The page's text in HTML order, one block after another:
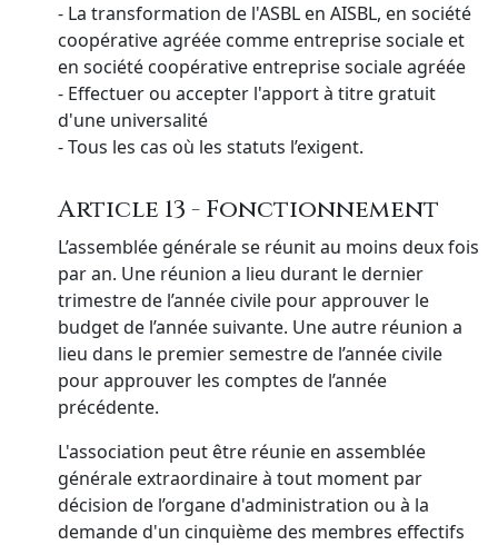
- La transformation de l'ASBL en AISBL, en société
coopérative agréée comme entreprise sociale et
en société coopérative entreprise sociale agréée
- Effectuer ou accepter l'apport à titre gratuit
d'une universalité
- Tous les cas où les statuts l’exigent.
Article 13 - Fonctionnement
L’assemblée générale se réunit au moins deux fois
par an. Une réunion a lieu durant le dernier
trimestre de l’année civile pour approuver le
budget de l’année suivante. Une autre réunion a
lieu dans le premier semestre de l’année civile
pour approuver les comptes de l’année
précédente.
L'association peut être réunie en assemblée
générale extraordinaire à tout moment par
décision de l’organe d'administration ou à la
demande d'un cinquième des membres effectifs